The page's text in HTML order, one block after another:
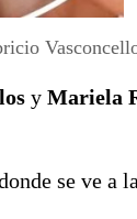
y Mariela
se ve a